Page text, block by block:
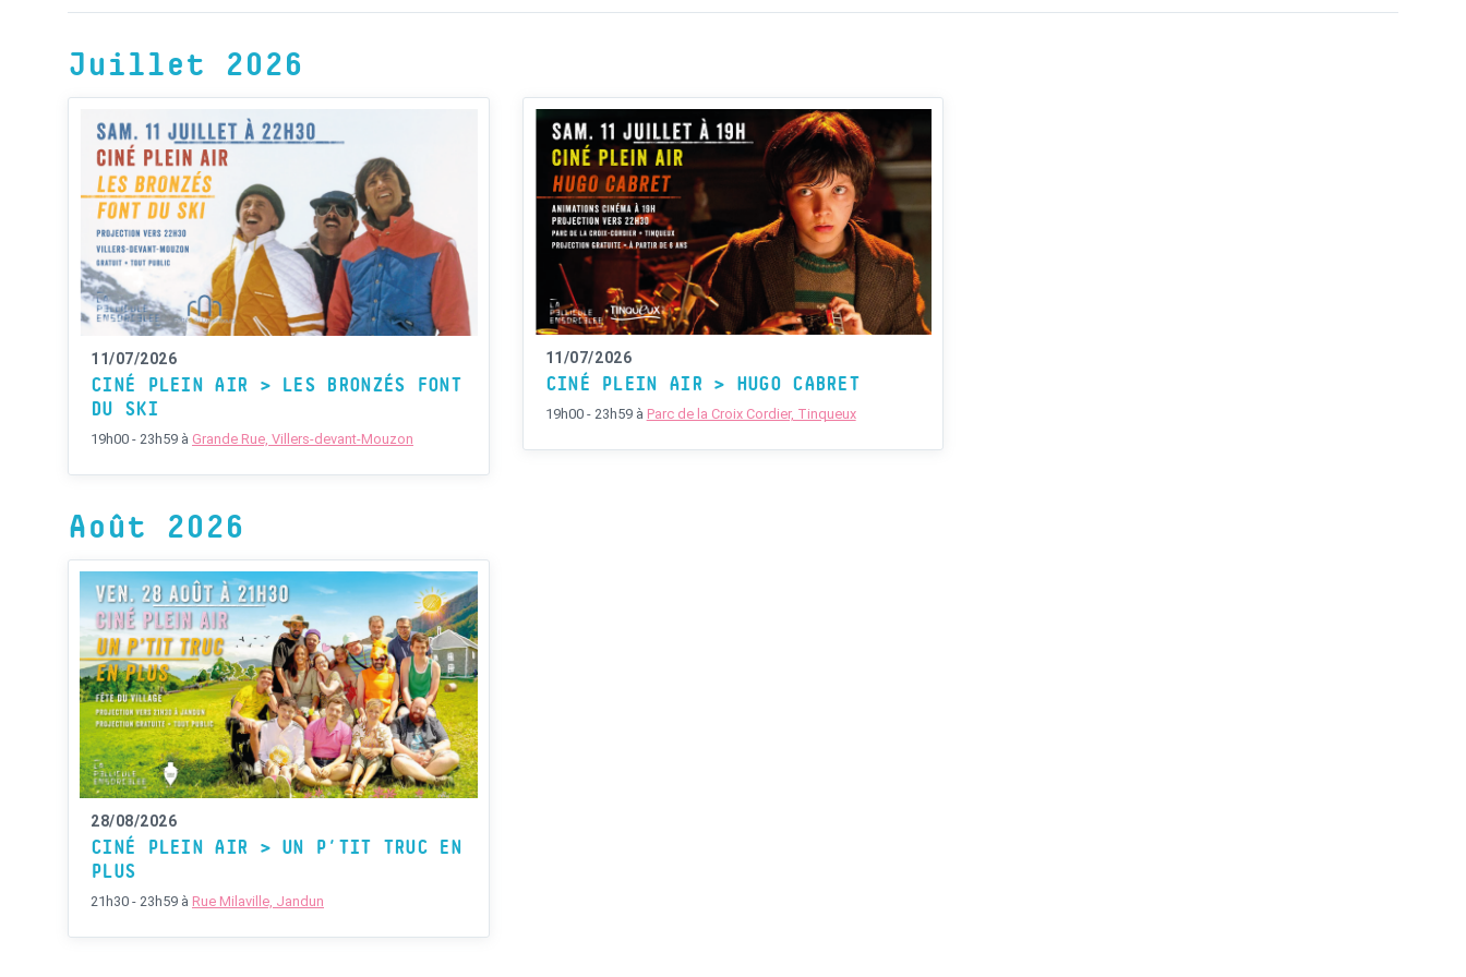
Juillet 2026
11/07/2026
CINÉ PLEIN AIR > LES BRONZÉS FONT
DU SKI
19h00 - 23h59 à Grande Rue, Villers-devant-Mouzon
11/07/2026
CINÉ PLEIN AIR > HUGO CABRET
19h00 - 23h59 à Parc de la Croix Cordier, Tinqueux
Août 2026
28/08/2026
CINÉ PLEIN AIR > UN P’TIT TRUC EN
PLUS
21h30 - 23h59 à Rue Milaville, Jandun